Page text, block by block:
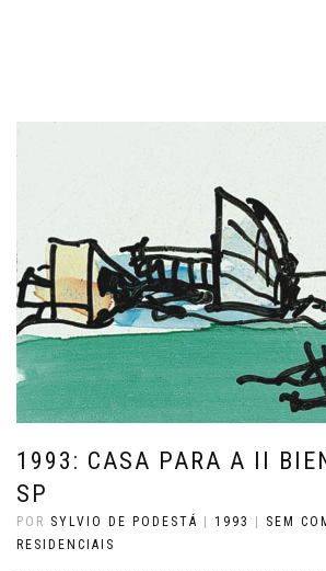
1993: CASA PARA A II
SP
POR SYLVIO DE PODESTÁ | 1993 | SEM
RESIDENCIAIS